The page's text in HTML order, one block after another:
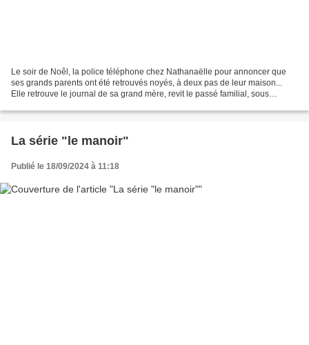
Le soir de Noêl, la police téléphone chez Nathanaëlle pour annoncer que
ses grands parents ont été retrouvés noyés, à deux pas de leur maison...
Elle retrouve le journal de sa grand mère, revit le passé familial, sous
La série "le manoir"
Publié le 18/09/2024 à 11:18